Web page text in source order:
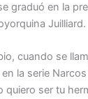
graduó en la
Juilliard.
cuando se
la serie
quiero ser tu